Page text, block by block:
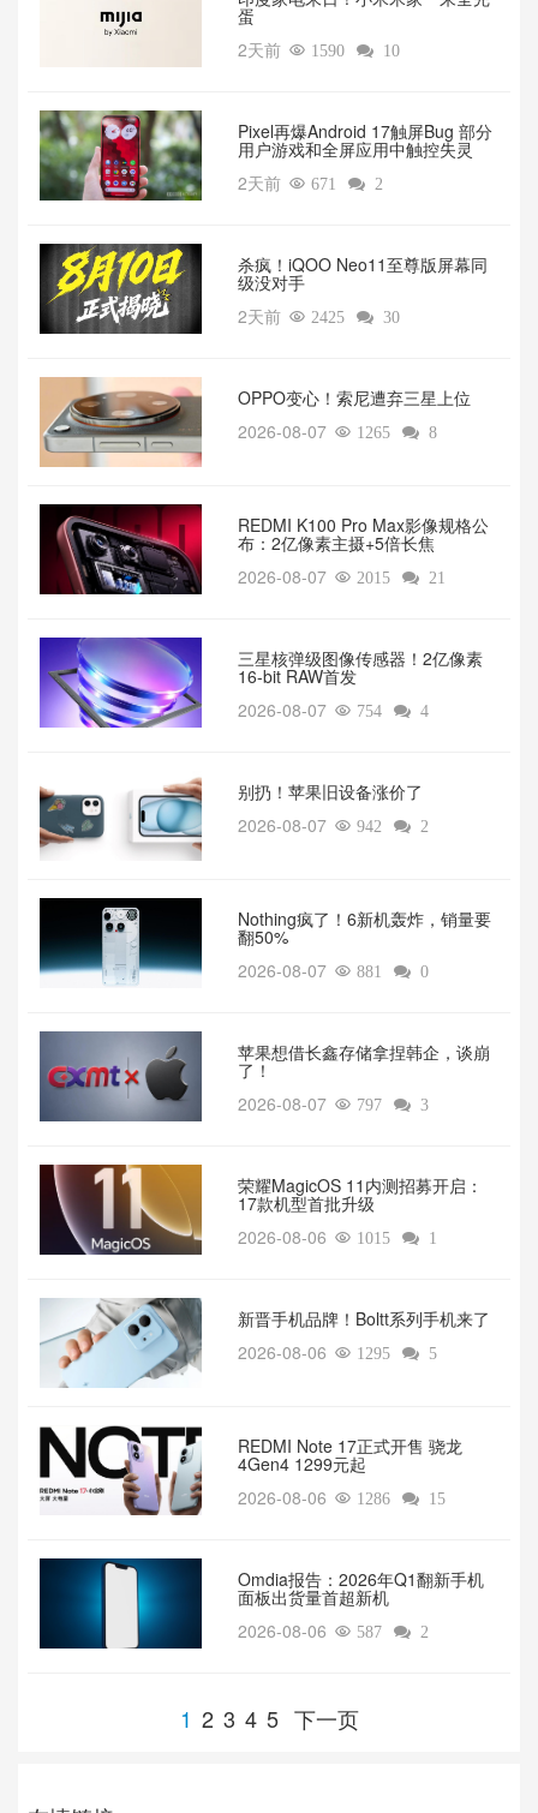
蛋
2天前  1590  10
Pixel再爆Android 17触屏Bug 部分
用户游戏和全屏应用中触控失灵
2天前  671  2
杀疯！iQOO Neo11至尊版屏幕同
级没对手
2天前  2425  30
OPPO变心！索尼遭弃三星上位‌
2026-08-07  1265  8
REDMI K100 Pro Max影像规格公
布：2亿像素主摄+5倍长焦
2026-08-07  2015  21
三星核弹级图像传感器！2亿像素
16-bit RAW首发
2026-08-07  754  4
别扔！苹果旧设备涨价了‌
2026-08-07  942  2
‌Nothing疯了！6新机轰炸，销量要
翻50%‌
2026-08-07  881  0
苹果想借长鑫存储拿捏韩企，谈崩
了！
2026-08-07  797  3
荣耀MagicOS 11内测招募开启：
17款机型首批升级
2026-08-06  1015  1
新晋手机品牌！Boltt系列手机来了
2026-08-06  1295  5
REDMI Note 17正式开售 骁龙
4Gen4 1299元起
2026-08-06  1286  15
Omdia报告：2026年Q1翻新手机
面板出货量首超新机
2026-08-06  587  2
1 2 3 4 5 下一页